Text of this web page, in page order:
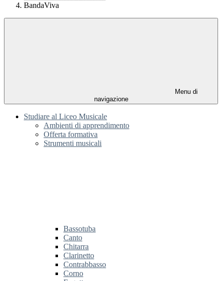
BandaViva
Menu di
navigazione
Studiare al Liceo Musicale
Ambienti di apprendimento
Offerta formativa
Strumenti musicali
Bassotuba
Canto
Chitarra
Clarinetto
Contrabbasso
Corno